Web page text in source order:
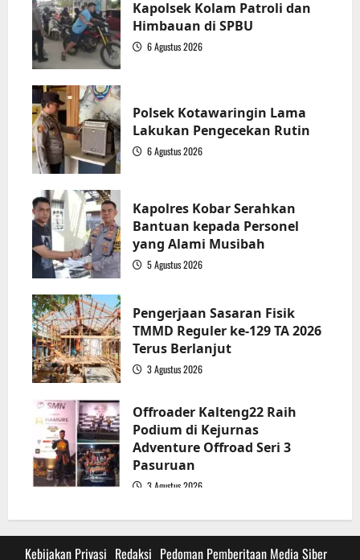
Kapolsek Kolam Patroli dan
Himbauan di SPBU
6 Agustus 2026
Polsek Kotawaringin Lama
Lakukan Pengecekan Rutin
6 Agustus 2026
Kapolres Kobar Serahkan
Bantuan kepada Personel
yang Alami Musibah
5 Agustus 2026
Pengerjaan Sasaran Fisik
TMMD Reguler ke-129 TA 2026
Terus Berlanjut
3 Agustus 2026
Offroader Kalteng22 Raih
Podium di Kejurnas
Adventure Offroad Seri 3
Pasuruan
3 Agustus 2026
Kebijakan Privasi Redaksi Pedoman Pemberitaan Media Siber